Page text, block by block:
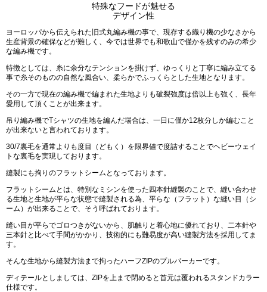
特殊なフードが魅せる
デザイン性
ヨーロッパから伝えられた旧式丸編み機の事で、現存する織り機の少なさから
生産背景の確保などが難しく、今では世界でも和歌山で僅かを残すのみの希少
な編み機です。
特徴としては、糸に余分なテンションを掛けず、ゆっくりと丁寧に編み立てる
事で糸そのものの自然な風合い、柔らかでふっくらとした生地となります。
その一方で現在の編み機で編まれた生地よりも破裂強度は倍以上も強く、長年
愛用して頂くことが出来ます。
吊り編み機でTシャツの生地を編んだ場合は、一日に僅か12枚分しか編むこと
が出来ないと言われております。
30/7裏毛を通常よりも度目（どもく）を限界値で度詰することでヘビーウェイ
トな裏毛を実現しております。
縫製にも拘りのフラットシームとなっております。
フラットシームとは、特別なミシンを使った四本針縫製のことで、縫い合わせ
る生地と生地が平らな状態で縫製される為、平らな（フラット）な縫い目（シ
ーム）が出来ることで、そう呼ばれております。
縫い目が平らでゴロつきがないから、肌触りと着心地に優れており、二本針や
三本針と比べて手間がかかり、技術的にも難易度が高い縫製方法を採用してま
す。
そんな生地から縫製方法まで拘ったハーフZIPのプルパーカーです。
ディテールとしましては、ZIPを上まで閉めると首元は覆われるスタンドカラー
仕様です。